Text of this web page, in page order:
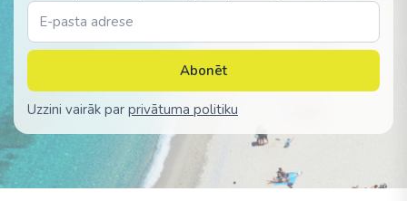
Abonēt
Uzzini vairāk par privātuma politiku